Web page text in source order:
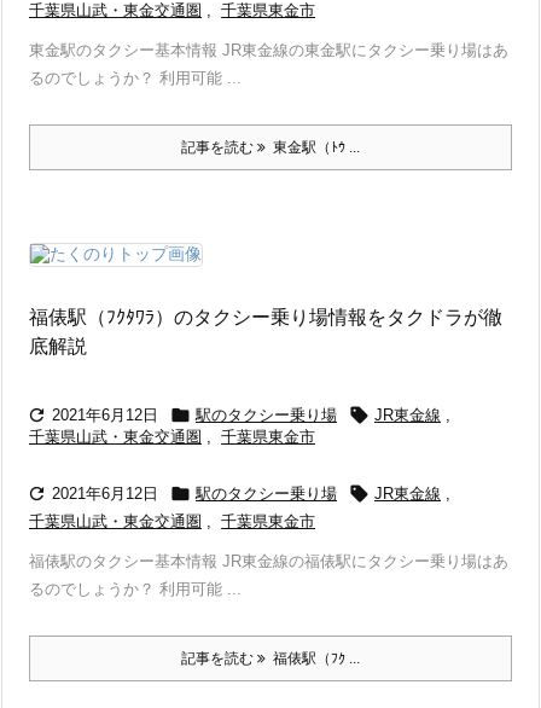
千葉県山武・東金交通圏 , 千葉県東金市
東金駅のタクシー基本情報 JR東金線の東金駅にタクシー乗り場はあ
るのでしょうか？ 利用可能 ...
記事を読む 東金駅（ﾄｳ ...
福俵駅（ﾌｸﾀﾜﾗ）のタクシー乗り場情報をタクドラが徹
底解説
 2021年6月12日  駅のタクシー乗り場  JR東金線 ,
千葉県山武・東金交通圏 , 千葉県東金市
 2021年6月12日  駅のタクシー乗り場  JR東金線 ,
千葉県山武・東金交通圏 , 千葉県東金市
福俵駅のタクシー基本情報 JR東金線の福俵駅にタクシー乗り場はあ
るのでしょうか？ 利用可能 ...
記事を読む 福俵駅（ﾌｸ ...